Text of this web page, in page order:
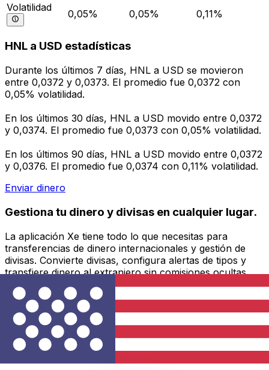
Volatilidad
0,05% 0,05% 0,11%
HNL a USD estadísticas
Durante los últimos 7 días, HNL a USD se movieron
entre 0,0372 y 0,0373. El promedio fue 0,0372 con
0,05% volatilidad.
En los últimos 30 días, HNL a USD movido entre 0,0372
y 0,0374. El promedio fue 0,0373 con 0,05% volatilidad.
En los últimos 90 días, HNL a USD movido entre 0,0372
y 0,0376. El promedio fue 0,0374 con 0,11% volatilidad.
Enviar dinero
Gestiona tu dinero y divisas en cualquier lugar.
La aplicación Xe tiene todo lo que necesitas para
transferencias de dinero internacionales y gestión de
divisas. Convierte divisas, configura alertas de tipos y
transfiere dinero al extranjero sin comisiones ocultas.
¡Descarga hoy!